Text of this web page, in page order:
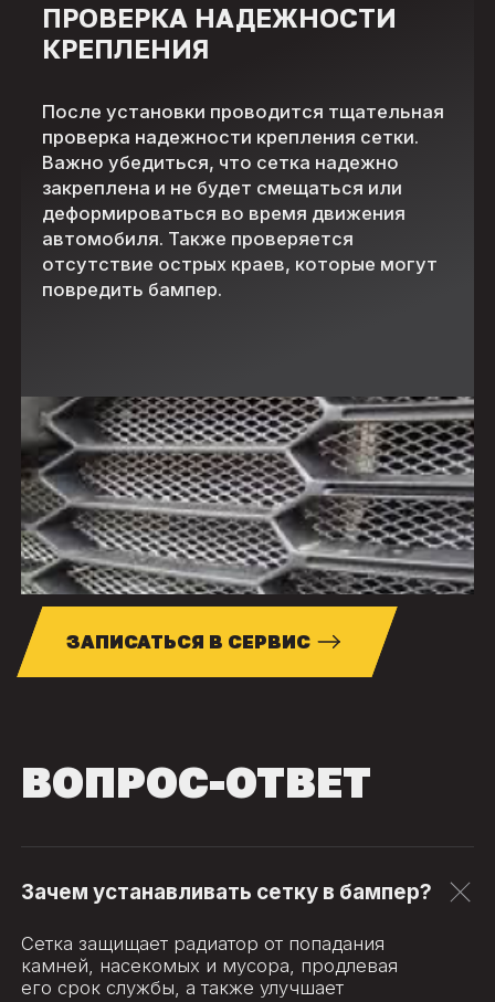
ПРОВЕРКА НАДЕЖНОСТИ
КРЕПЛЕНИЯ
После установки проводится тщательная
проверка надежности крепления сетки.
Важно убедиться, что сетка надежно
закреплена и не будет смещаться или
деформироваться во время движения
автомобиля. Также проверяется
отсутствие острых краев, которые могут
повредить бампер.
ЗАПИСАТЬСЯ В СЕРВИС
ВОПРОС-ОТВЕТ
Зачем устанавливать сетку в бампер?
Сетка защищает радиатор от попадания
камней, насекомых и мусора, продлевая
его срок службы, а также улучшает